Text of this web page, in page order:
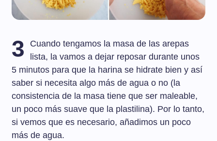
3
Cuando tengamos la masa de las arepas
lista, la vamos a dejar reposar durante unos
5 minutos para que la harina se hidrate bien y así
saber si necesita algo más de agua o no (la
consistencia de la masa tiene que ser maleable,
un poco más suave que la plastilina). Por lo tanto,
si vemos que es necesario, añadimos un poco
más de agua.